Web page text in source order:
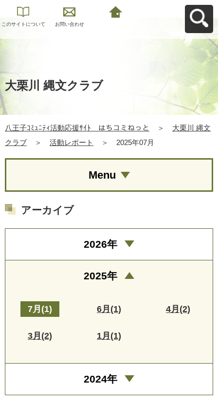
このサイトについて お問い合わせ
大栗川 縄文クラブ
八王子ｺﾐｭﾆﾃｨ活動応援ｻｲﾄ はちコミねっと ＞
大栗川 縄文
クラブ
＞ 活動レポート ＞ 2025年07月
Menu
アーカイブ
2026年
2025年
7月(1) 6月(1) 4月(2)
3月(2) 1月(1)
2024年